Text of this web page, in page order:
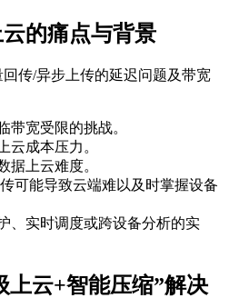
的痛点与背景
传/异步上传的延迟问题及带宽
带宽受限的挑战。
云成本压力。
据上云难度。
可能导致云端难以及时掌握设备
、实时调度或跨设备分析的实
上云+智能压缩”解决